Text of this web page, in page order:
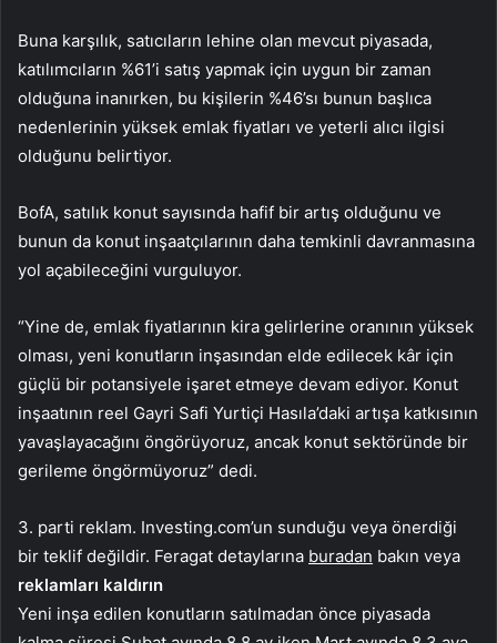
Buna karşılık, satıcıların lehine olan mevcut piyasada,
katılımcıların %61’i satış yapmak için uygun bir zaman
olduğuna inanırken, bu kişilerin %46’sı bunun başlıca
nedenlerinin yüksek emlak fiyatları ve yeterli alıcı ilgisi
olduğunu belirtiyor.
BofA, satılık konut sayısında hafif bir artış olduğunu ve
bunun da konut inşaatçılarının daha temkinli davranmasına
yol açabileceğini vurguluyor.
“Yine de, emlak fiyatlarının kira gelirlerine oranının yüksek
olması, yeni konutların inşasından elde edilecek kâr için
güçlü bir potansiyele işaret etmeye devam ediyor. Konut
inşaatının reel Gayri Safi Yurtiçi Hasıla’daki artışa katkısının
yavaşlayacağını öngörüyoruz, ancak konut sektöründe bir
gerileme öngörmüyoruz” dedi.
3. parti reklam. Investing.com’un sunduğu veya önerdiği
bir teklif değildir. Feragat detaylarına buradan bakın veya
reklamları kaldırın
Yeni inşa edilen konutların satılmadan önce piyasada